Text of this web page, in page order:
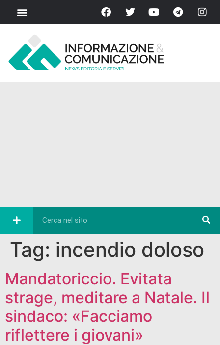
Tag: incendio doloso
Mandatoriccio. Evitata
strage, meditare a Natale. Il
sindaco: «Facciamo
riflettere i giovani»